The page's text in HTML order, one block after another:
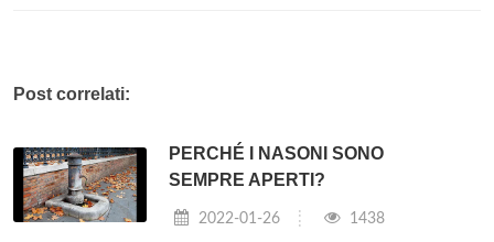
Post correlati:
PERCHÉ I NASONI SONO
SEMPRE APERTI?
2022-01-26 1438